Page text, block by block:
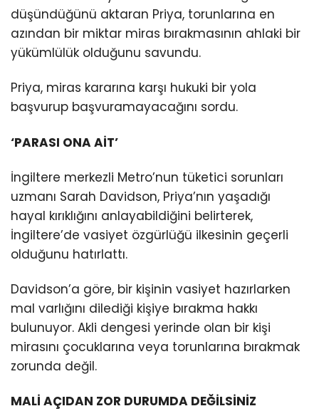
düşündüğünü aktaran Priya, torunlarına en
azından bir miktar miras bırakmasının ahlaki bir
yükümlülük olduğunu savundu.
Priya, miras kararına karşı hukuki bir yola
başvurup başvuramayacağını sordu.
‘PARASI ONA AİT’
İngiltere merkezli Metro’nun tüketici sorunları
uzmanı Sarah Davidson, Priya’nın yaşadığı
hayal kırıklığını anlayabildiğini belirterek,
İngiltere’de vasiyet özgürlüğü ilkesinin geçerli
olduğunu hatırlattı.
Davidson’a göre, bir kişinin vasiyet hazırlarken
mal varlığını dilediği kişiye bırakma hakkı
bulunuyor. Akli dengesi yerinde olan bir kişi
mirasını çocuklarına veya torunlarına bırakmak
zorunda değil.
MALİ AÇIDAN ZOR DURUMDA DEĞİLSİNİZ